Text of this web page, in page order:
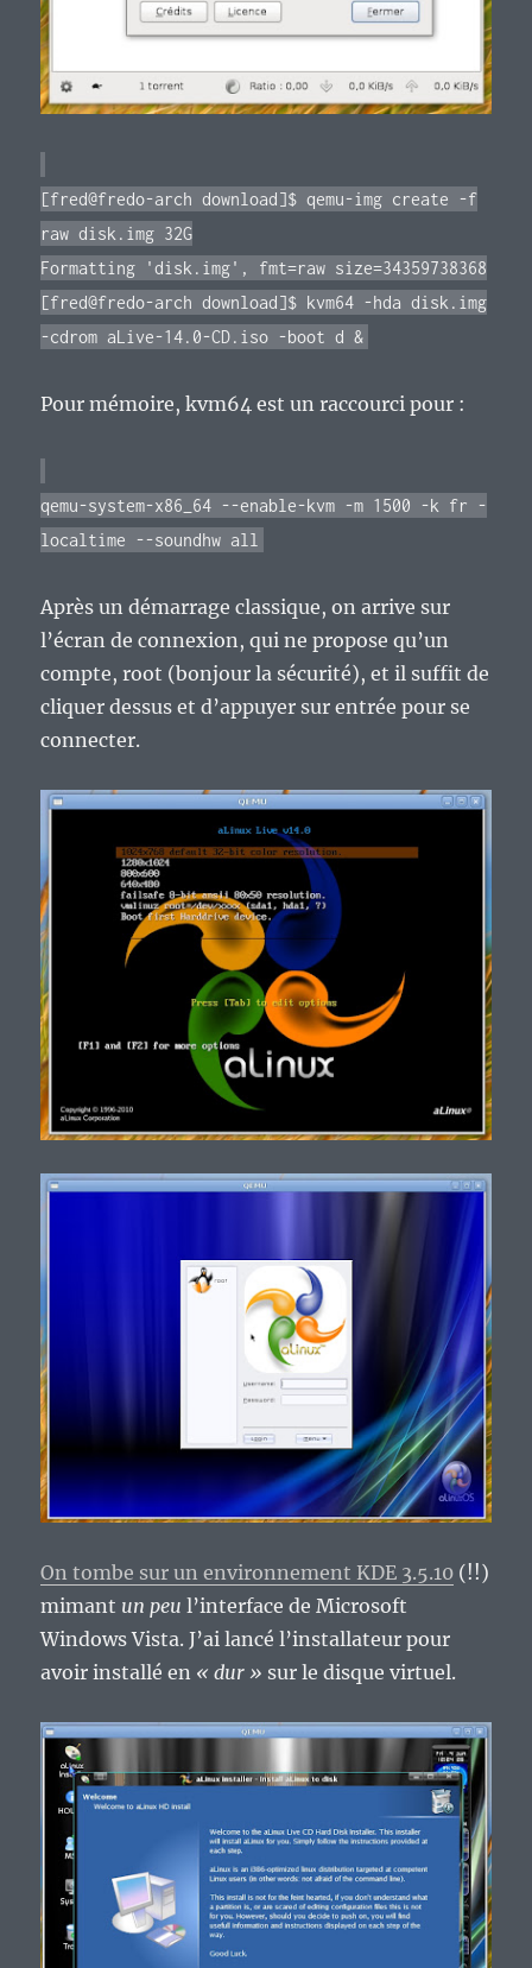
[fred@fredo-arch download]$ qemu-img create -f
raw disk.img 32G
Formatting 'disk.img', fmt=raw size=34359738368
[fred@fredo-arch download]$ kvm64 -hda disk.img
-cdrom aLive-14.0-CD.iso -boot d &
Pour mémoire, kvm64 est un raccourci pour :
qemu-system-x86_64 --enable-kvm -m 1500 -k fr -
localtime --soundhw all
Après un démarrage classique, on arrive sur
l’écran de connexion, qui ne propose qu’un
compte, root (bonjour la sécurité), et il suffit de
cliquer dessus et d’appuyer sur entrée pour se
connecter.
On tombe sur un environnement KDE 3.5.10 (!!)
mimant un peu l’interface de Microsoft
Windows Vista. J’ai lancé l’installateur pour
avoir installé en « dur » sur le disque virtuel.